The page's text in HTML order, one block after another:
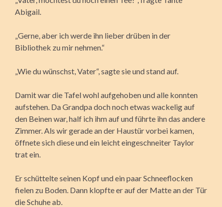
Abigail.
„Gerne, aber ich werde ihn lieber drüben in der
Bibliothek zu mir nehmen.“
„Wie du wünschst, Vater“, sagte sie und stand auf.
Damit war die Tafel wohl aufgehoben und alle konnten
aufstehen. Da Grandpa doch noch etwas wackelig auf
den Beinen war, half ich ihm auf und führte ihn das andere
Zimmer. Als wir gerade an der Haustür vorbei kamen,
öffnete sich diese und ein leicht eingeschneiter Taylor
trat ein.
Er schüttelte seinen Kopf und ein paar Schneeflocken
fielen zu Boden. Dann klopfte er auf der Matte an der Tür
die Schuhe ab.